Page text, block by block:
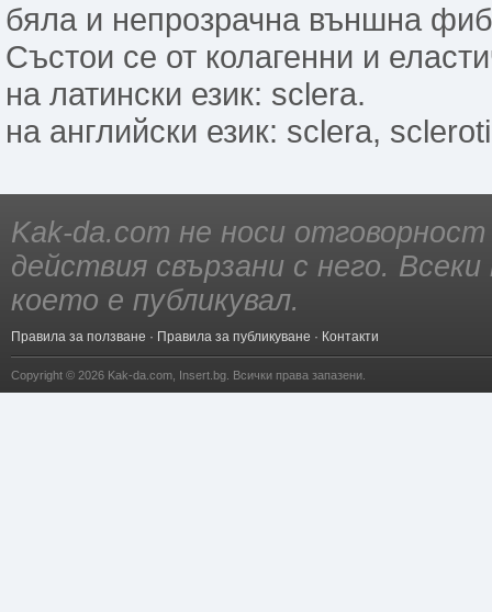
бяла и непрозрачна външна
Състои се от колагенни и
на латински език: sclera.
на английски език: sclera,
Kak-da.com не носи
действия свързани с него.
което е публикувал.
Правила за ползване · Правила за публикуване · Контакти
Copyright © 2026 Kak-da.com Insert.bg . Всички права запазени.